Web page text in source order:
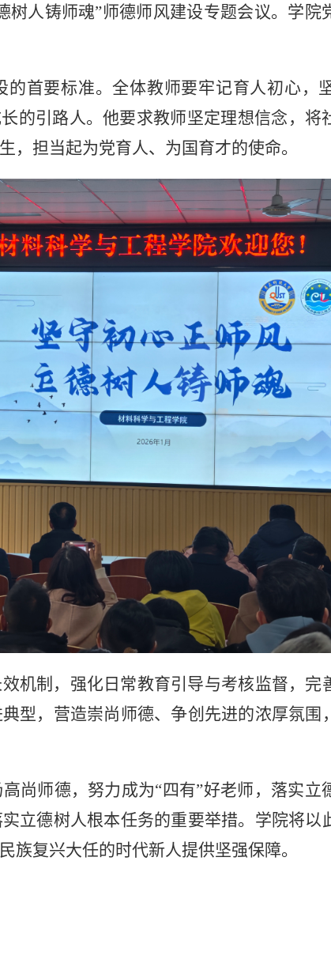
树人铸师魂”师德师风建设专题会议。学院
首要标准。全体教师要牢记育人初心，
的引路人。他要求教师坚定理想信念，将
，担当起为党育人、为国育才的使命。
机制，强化日常教育引导与考核监督，完
型，营造崇尚师德、争创先进的浓厚氛围
尚师德，努力成为“四有”好老师，落实立
立德树人根本任务的重要举措。学院将以
族复兴大任的时代新人提供坚强保障。